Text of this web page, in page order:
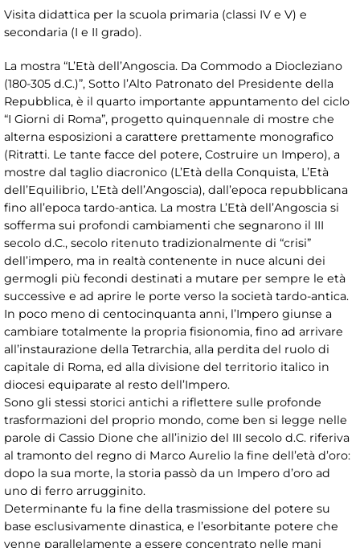
Visita didattica per la scuola primaria (classi IV e V) e
secondaria (I e II grado).
La mostra “L’Età dell’Angoscia. Da Commodo a Diocleziano
(180-305 d.C.)”, Sotto l’Alto Patronato del Presidente della
Repubblica, è il quarto importante appuntamento del ciclo
“I Giorni di Roma”, progetto quinquennale di mostre che
alterna esposizioni a carattere prettamente monografico
(Ritratti. Le tante facce del potere, Costruire un Impero), a
mostre dal taglio diacronico (L’Età della Conquista, L’Età
dell’Equilibrio, L’Età dell’Angoscia), dall’epoca repubblicana
fino all’epoca tardo-antica. La mostra L’Età dell’Angoscia si
sofferma sui profondi cambiamenti che segnarono il III
secolo d.C., secolo ritenuto tradizionalmente di “crisi”
dell’impero, ma in realtà contenente in nuce alcuni dei
germogli più fecondi destinati a mutare per sempre le età
successive e ad aprire le porte verso la società tardo-antica.
In poco meno di centocinquanta anni, l’Impero giunse a
cambiare totalmente la propria fisionomia, fino ad arrivare
all’instaurazione della Tetrarchia, alla perdita del ruolo di
capitale di Roma, ed alla divisione del territorio italico in
diocesi equiparate al resto dell’Impero.
Sono gli stessi storici antichi a riflettere sulle profonde
trasformazioni del proprio mondo, come ben si legge nelle
parole di Cassio Dione che all’inizio del III secolo d.C. riferiva
al tramonto del regno di Marco Aurelio la fine dell’età d’oro:
dopo la sua morte, la storia passò da un Impero d’oro ad
uno di ferro arrugginito.
Determinante fu la fine della trasmissione del potere su
base esclusivamente dinastica, e l’esorbitante potere che
venne parallelamente a essere concentrato nelle mani